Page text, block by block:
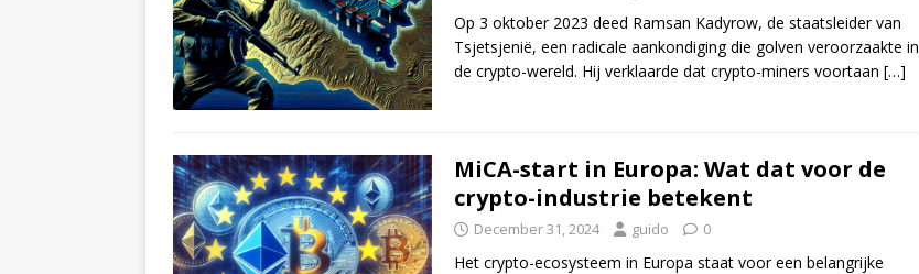
Op 3 oktober 2023 deed Ramsan Kadyrow, de staatsleider van
Tsjetsjenië, een radicale aankondiging die golven veroorzaakte in
de crypto-wereld. Hij verklaarde dat crypto-miners voortaan […]
MiCA-start in Europa: Wat dat voor de
crypto-industrie betekent
December 31, 2024 guido 0
Het crypto-ecosysteem in Europa staat voor een belangrijke